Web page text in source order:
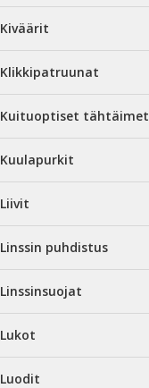
Kiväärit
Klikkipatruunat
Kuituoptiset tähtäimet
Kuulapurkit
Liivit
Linssin puhdistus
Linssinsuojat
Lukot
Luodit